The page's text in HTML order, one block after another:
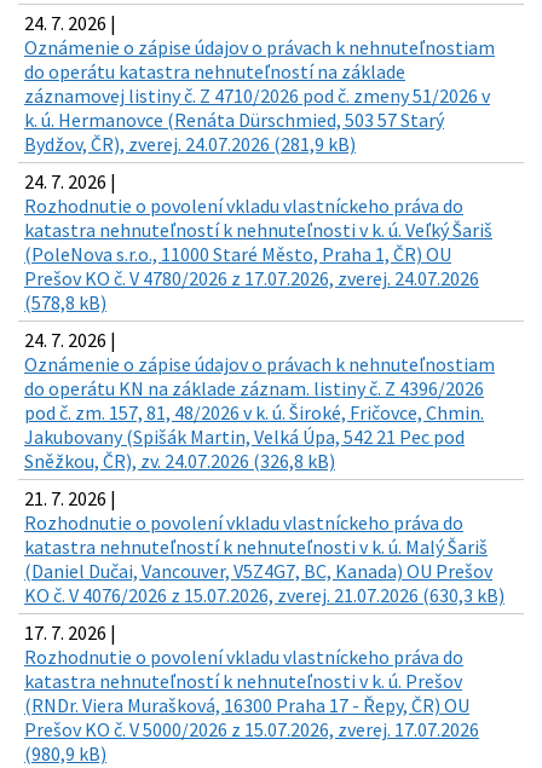
24. 7. 2026 |
Oznámenie o zápise údajov o právach k nehnuteľnostiam
do operátu katastra nehnuteľností na základe
záznamovej listiny č. Z 4710/2026 pod č. zmeny 51/2026 v
k. ú. Hermanovce (Renáta Dürschmied, 503 57 Starý
Bydžov, ČR), zverej. 24.07.2026 (281,9 kB)
24. 7. 2026 |
Rozhodnutie o povolení vkladu vlastníckeho práva do
katastra nehnuteľností k nehnuteľnosti v k. ú. Veľký Šariš
(PoleNova s.r.o., 11000 Staré Město, Praha 1, ČR) OU
Prešov KO č. V 4780/2026 z 17.07.2026, zverej. 24.07.2026
(578,8 kB)
24. 7. 2026 |
Oznámenie o zápise údajov o právach k nehnuteľnostiam
do operátu KN na základe záznam. listiny č. Z 4396/2026
pod č. zm. 157, 81, 48/2026 v k. ú. Široké, Fričovce, Chmin.
Jakubovany (Spišák Martin, Velká Úpa, 542 21 Pec pod
Sněžkou, ČR), zv. 24.07.2026 (326,8 kB)
21. 7. 2026 |
Rozhodnutie o povolení vkladu vlastníckeho práva do
katastra nehnuteľností k nehnuteľnosti v k. ú. Malý Šariš
(Daniel Dučai, Vancouver, V5Z4G7, BC, Kanada) OU Prešov
KO č. V 4076/2026 z 15.07.2026, zverej. 21.07.2026 (630,3 kB)
17. 7. 2026 |
Rozhodnutie o povolení vkladu vlastníckeho práva do
katastra nehnuteľností k nehnuteľnosti v k. ú. Prešov
(RNDr. Viera Murašková, 16300 Praha 17 - Řepy, ČR) OU
Prešov KO č. V 5000/2026 z 15.07.2026, zverej. 17.07.2026
(980,9 kB)